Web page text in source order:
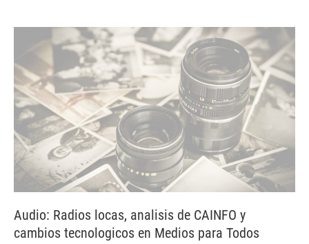
Audio: Radios locas, analisis de CAINFO y
cambios tecnologicos en Medios para Todos